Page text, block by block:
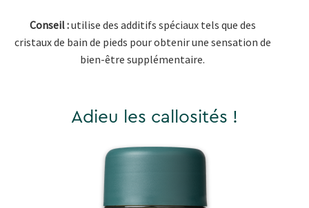
Conseil :utilise des additifs spéciaux tels que des
cristaux de bain de pieds pour obtenir une sensation de
bien-être supplémentaire.
Adieu les callosités !